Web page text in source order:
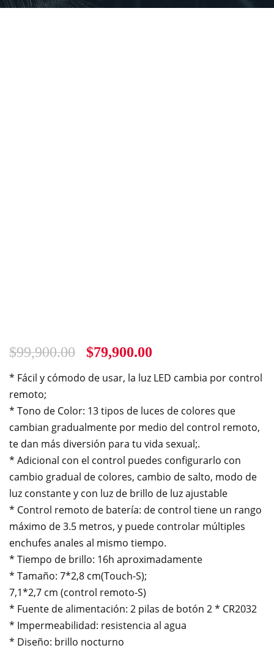
$99,900.00 $79,900.00
* Fácil y cómodo de usar, la luz LED cambia por control
remoto;
* Tono de Color: 13 tipos de luces de colores que
cambian gradualmente por medio del control remoto,
te dan más diversión para tu vida sexual;.
* Adicional con el control puedes configurarlo con
cambio gradual de colores, cambio de salto, modo de
luz constante y con luz de brillo de luz ajustable
* Control remoto de batería: de control tiene un rango
máximo de 3.5 metros, y puede controlar múltiples
enchufes anales al mismo tiempo.
* Tiempo de brillo: 16h aproximadamente
* Tamaño: 7*2,8 cm(Touch-S);
7,1*2,7 cm (control remoto-S)
* Fuente de alimentación: 2 pilas de botón 2 * CR2032
* Impermeabilidad: resistencia al agua
* Diseño: brillo nocturno